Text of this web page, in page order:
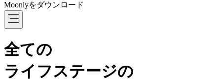
Moonlyをダウンロード
全ての
ライフステージの